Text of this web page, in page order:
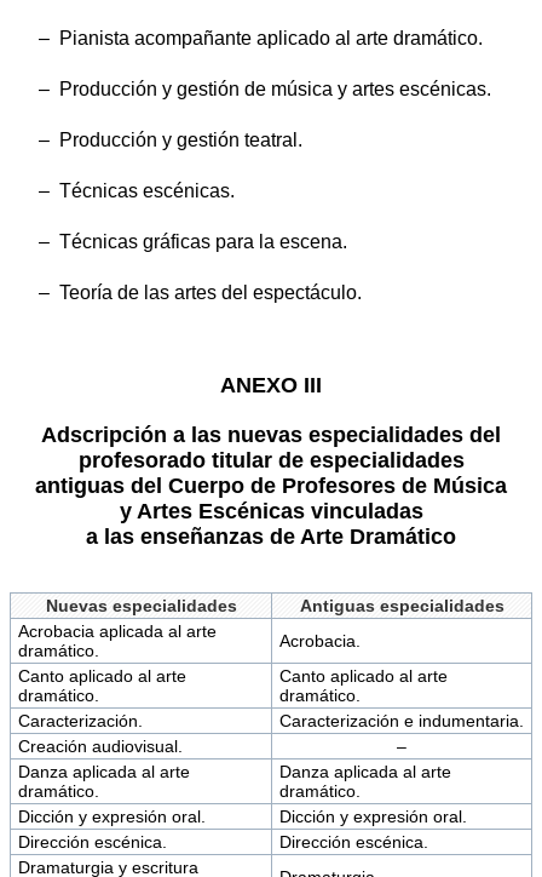
– Pianista acompañante aplicado al arte dramático.
– Producción y gestión de música y artes escénicas.
– Producción y gestión teatral.
– Técnicas escénicas.
– Técnicas gráficas para la escena.
– Teoría de las artes del espectáculo.
ANEXO III
Adscripción a las nuevas especialidades del
profesorado titular de especialidades
antiguas del Cuerpo de Profesores de Música
y Artes Escénicas vinculadas
a las enseñanzas de Arte Dramático
Nuevas especialidades
Antiguas especialidades
Acrobacia aplicada al arte
dramático.
Acrobacia.
Canto aplicado al arte
dramático.
Canto aplicado al arte
dramático.
Caracterización.
Caracterización e indumentaria.
Creación audiovisual.
–
Danza aplicada al arte
dramático.
Danza aplicada al arte
dramático.
Dicción y expresión oral.
Dicción y expresión oral.
Dirección escénica.
Dirección escénica.
Dramaturgia y escritura